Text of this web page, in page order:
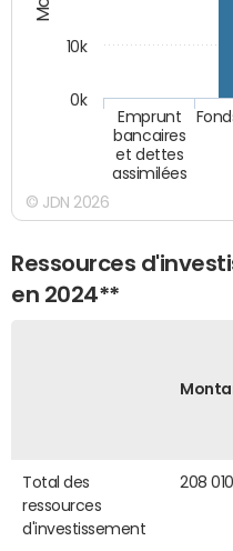
Emprunt
bancaires
et dettes
assimilées
0k
10k
© JDN 2026
Ressources
en 2024**
Total des
ressources
d'investissement
208